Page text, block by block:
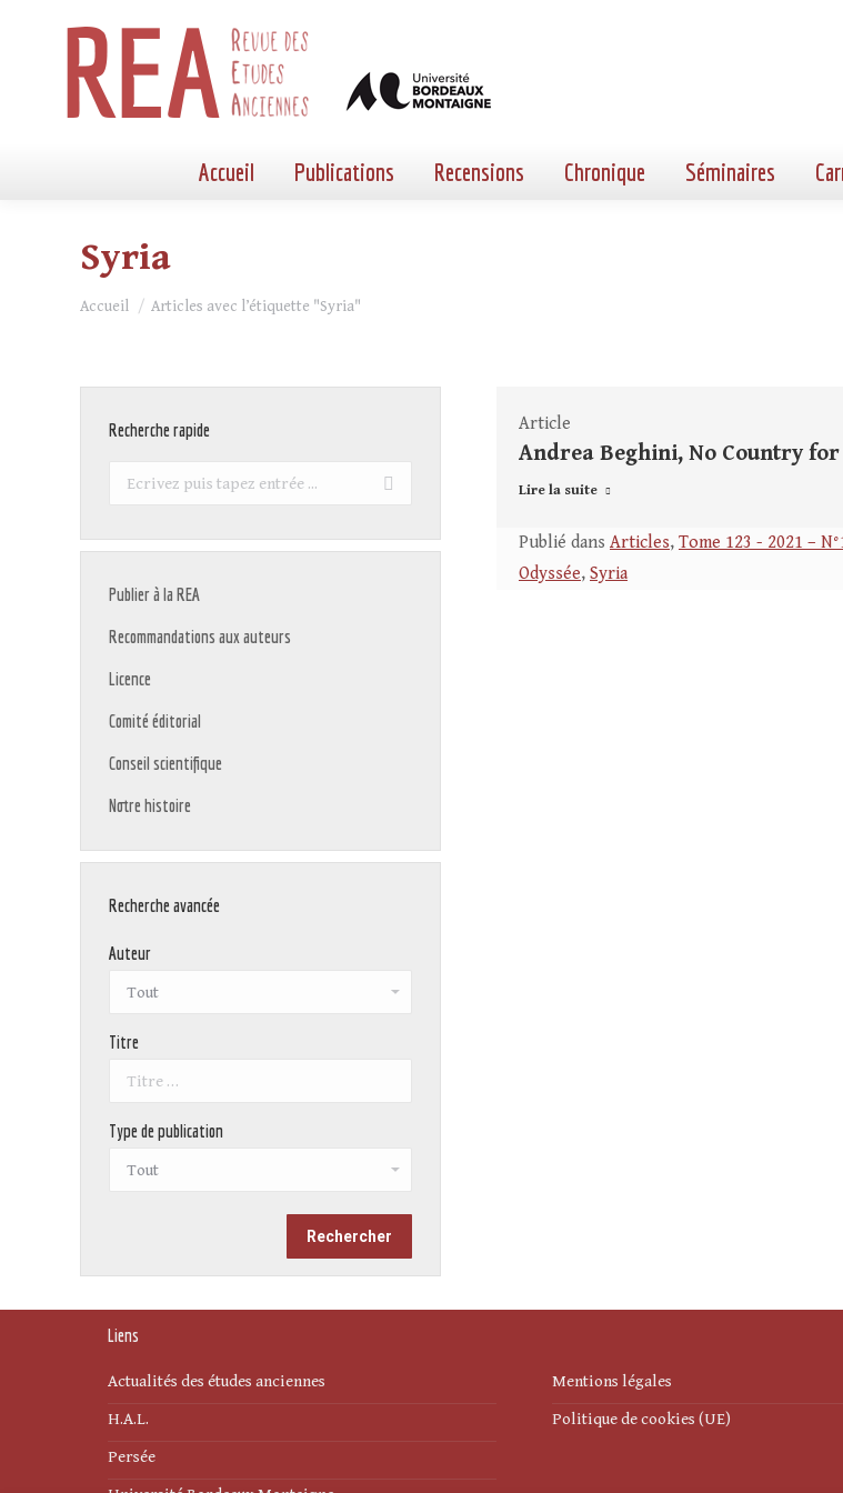
Accueil Publications Recensions Chronique Séminaires
Syria
Vous êtes ici :
Accueil Articles avec l’étiquette "Syria"
Article
Andrea Beghini, No Country for
Lire la suite
Publié dans Articles, Tome 123 - 2021 –
Odyssée, Syria
Recherche rapide
Recherche
Publier à la REA
Recommandations aux auteurs
Licence
Comité éditorial
Conseil scientifique
Notre histoire
Recherche avancée
Auteur
Titre
Type de publication
Liens
Actualités des études anciennes
H.A.L.
Persée
Mentions légales
Politique de cookies (UE)